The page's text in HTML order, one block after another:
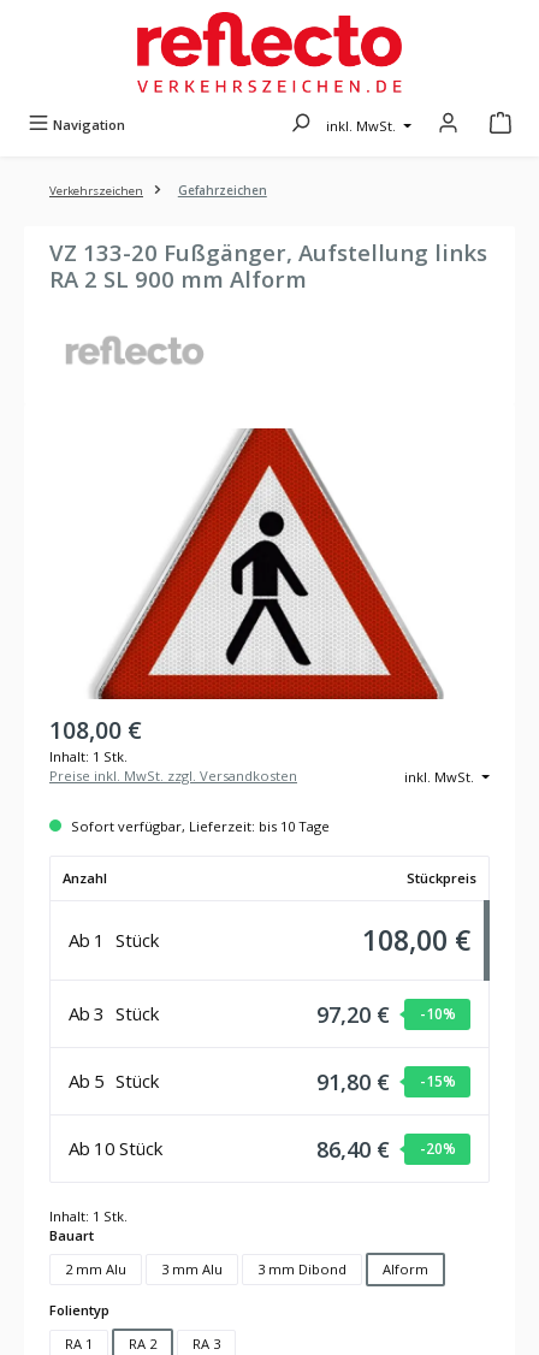
Navigation inkl. MwSt.
Verkehrszeichen Gefahrzeichen
VZ 133-20 Fußgänger, Aufstellung links
RA 2 SL 900 mm Alform
108,00 €
Inhalt: 1 Stk.
inkl. MwSt.
Preise inkl. MwSt. zzgl. Versandkosten
Sofort verfügbar, Lieferzeit: bis 10 Tage
Anzahl Stückpreis
Ab 1 Stück 108,00 €
Ab 3 Stück 97,20 € -10%
Ab 5 Stück 91,80 € -15%
Ab 10 Stück 86,40 € -20%
Inhalt: 1 Stk.
Bauartauswählen
2 mm Alu
3 mm Alu 3 mm Dibond Alform
Folientyp
RA 1
RA 2 RA 3